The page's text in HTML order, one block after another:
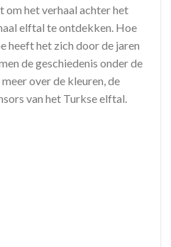
om het verhaal achter het
elftal te ontdekken. Hoe
heeft het zich door de jaren
de geschiedenis onder de
over de kleuren, de
van het Turkse elftal.